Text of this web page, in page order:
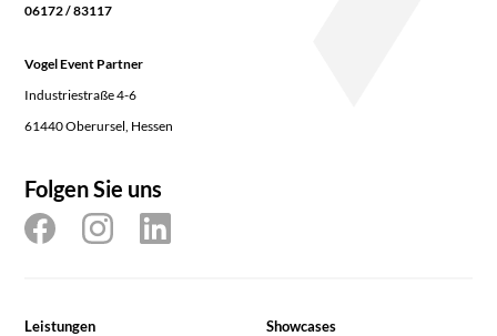
06172 / 83117
Vogel Event Partner
Industriestraße 4-6
61440 Oberursel, Hessen
Folgen Sie uns
Leistungen Showcases